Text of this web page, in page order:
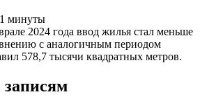
1 минуты
2024 года ввод жилья стал меньше
с аналогичным периодом
578,7 тысячи квадратных метров.